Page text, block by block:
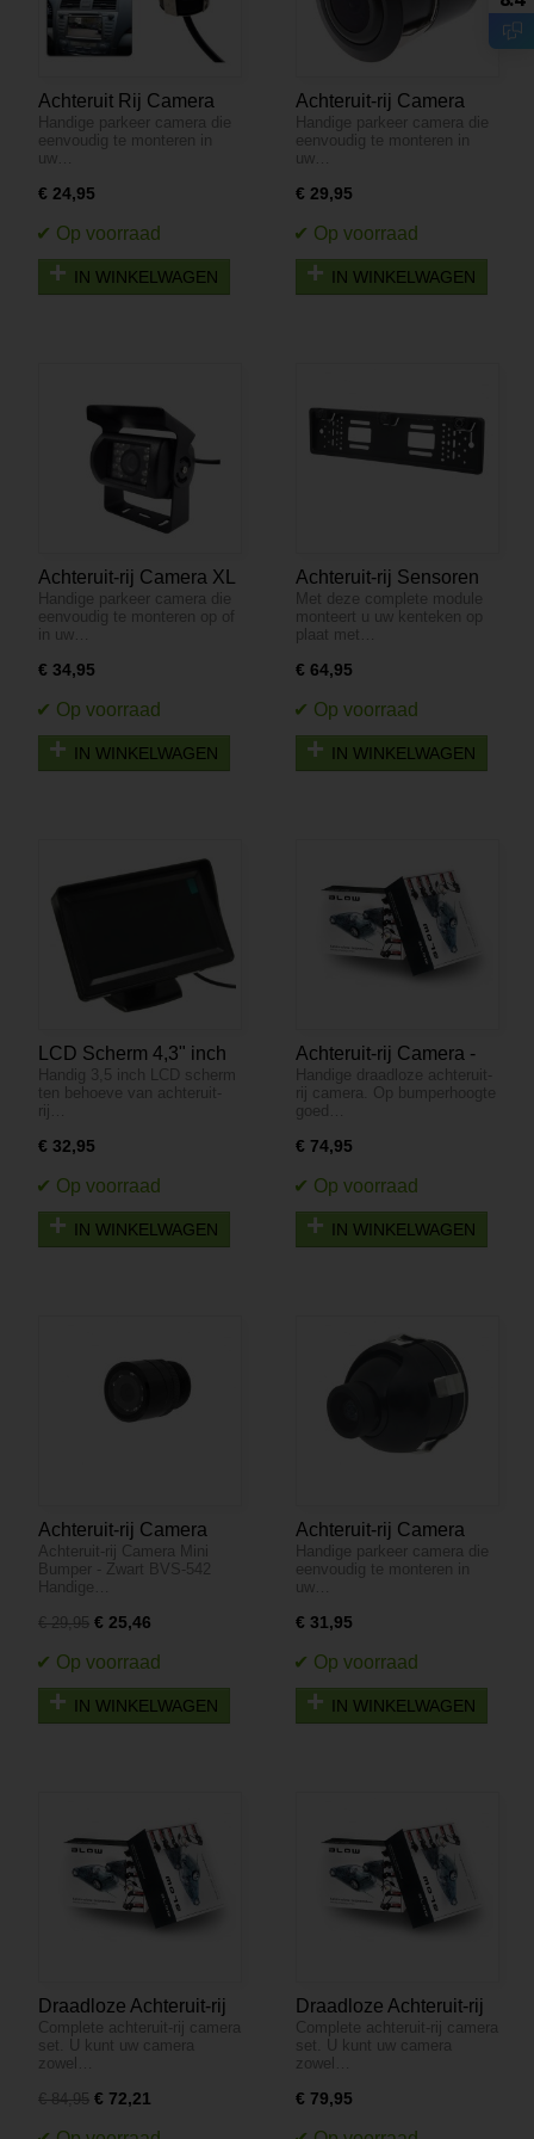
Achteruit Rij Camera
Mini Bumper-BVS-541
Handige parkeer camera die
eenvoudig te monteren in
uw…
€ 24,95
IN WINKELWAGEN
Achteruit-rij Camera
Bumper inbouw - Zwart
BVS-543
Handige parkeer camera die
eenvoudig te monteren in
uw…
€ 29,95
IN WINKELWAGEN
Achteruit-rij Camera XL
- Zwart- BVS-549
Handige parkeer camera die
eenvoudig te monteren op of
in uw…
€ 34,95
IN WINKELWAGEN
Achteruit-rij Sensoren
Camera op
Kentekenplaat - Zwart
BVS-548
Met deze complete module
monteert u uw kenteken op
plaat met…
€ 64,95
IN WINKELWAGEN
LCD Scherm 4,3" inch
tbv achteruit-rij Camera
Handig 3,5 inch LCD scherm
ten behoeve van achteruit-
rij…
€ 32,95
IN WINKELWAGEN
Achteruit-rij Camera -
Draadloos - Bumper -
Blow BVS-541
Handige draadloze achteruit-
rij camera. Op bumperhoogte
goed…
€ 74,95
IN WINKELWAGEN
Achteruit-rij Camera
Mini Bumper - Zwart
BVS-542
Achteruit-rij Camera Mini
Bumper - Zwart BVS-542
Handige…
€ 29,95 € 25,46
IN WINKELWAGEN
Achteruit-rij Camera
Bumper inbouw - Zwart
BVS-545
Handige parkeer camera die
eenvoudig te monteren in
uw…
€ 31,95
IN WINKELWAGEN
Draadloze Achteruit-rij
Camera Set met LCD
Scherm - Bumper -
Complete achteruit-rij camera
set. U kunt uw camera
zowel…
€ 84,95 € 72,21
Draadloze Achteruit-rij
Camera Set met LCD
Scherm - Bumper -
Complete achteruit-rij camera
set. U kunt uw camera
zowel…
€ 79,95